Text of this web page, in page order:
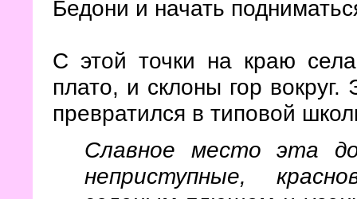
Бедони и начать
С этой точки на краю
плато, и склоны гор
превратился в типовой
Славное место эта
неприступные,